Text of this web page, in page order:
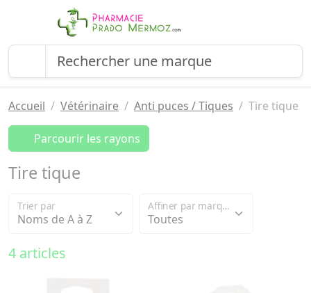
Accueil Vétérinaire Anti puces / Tiques Tire tique
Parcourir les rayons
Tire tique
Trier par Affiner par marque
4 articles